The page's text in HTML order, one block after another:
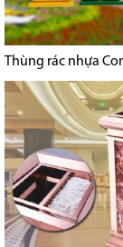
Thùng rác nhựa